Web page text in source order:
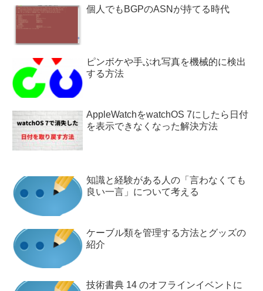
個人でもBGPのASNが持てる時代
ピンボケや手ぶれ写真を機械的に検出
する方法
AppleWatchをwatchOS 7にしたら日付
を表示できなくなった解決方法
知識と経験がある人の「言わなくても
良い一言」について考える
ケーブル類を管理する方法とグッズの
紹介
技術書典 14 のオフラインイベントに